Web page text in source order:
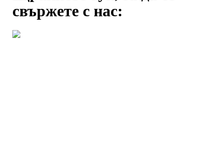
свържете с нас: